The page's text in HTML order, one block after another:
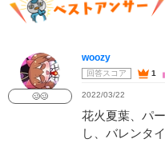
🥴🥴
woozy
回答スコア 1
2022/03/22
花火夏葉、パ
し、バレンタ